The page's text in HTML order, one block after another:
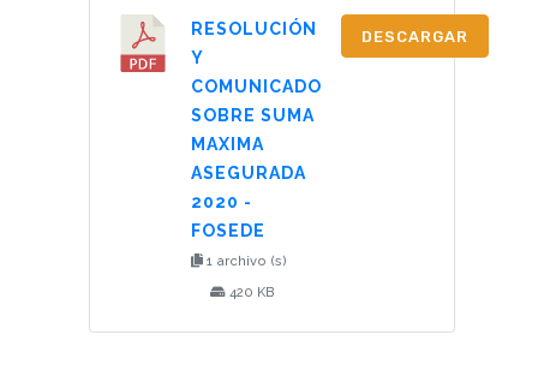
RESOLUCIÓN
Y
COMUNICADO
SOBRE SUMA
MAXIMA
ASEGURADA
2020 -
FOSEDE
1 archivo (s)
420 KB
DESCARGAR